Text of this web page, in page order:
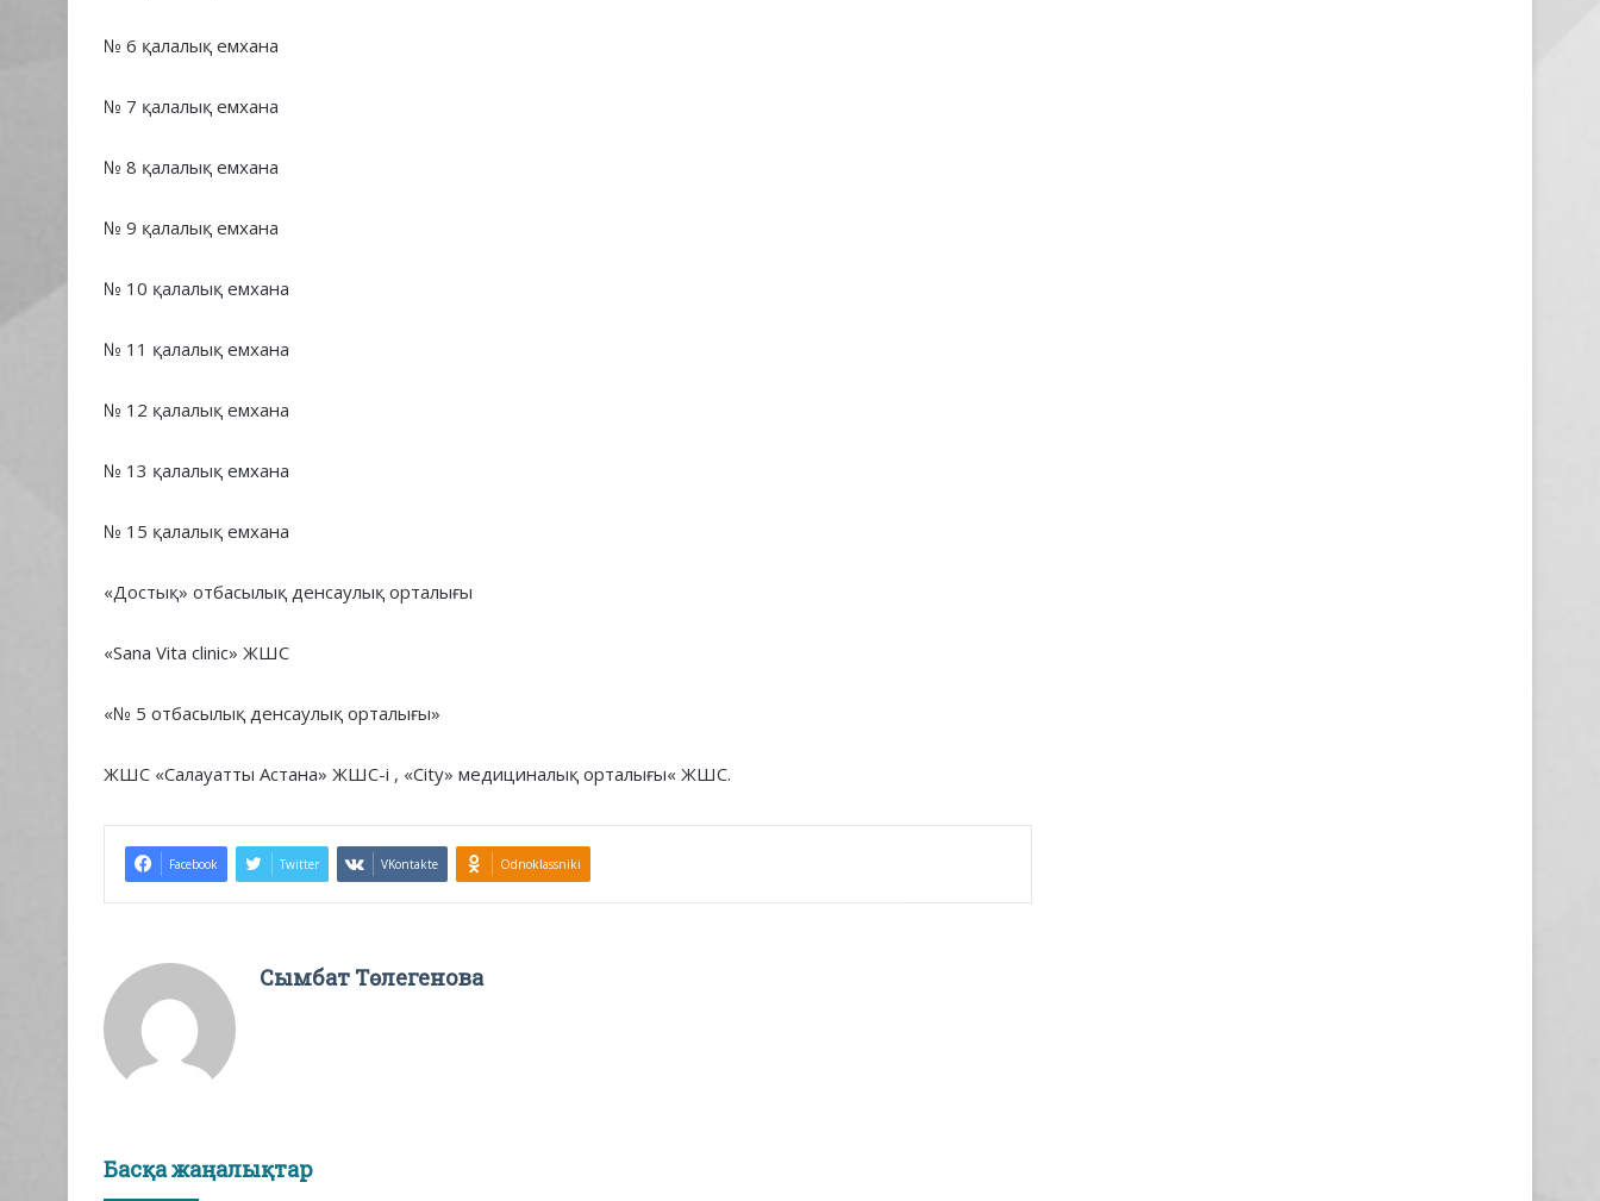
№ 6 қалалық емхана
№ 7 қалалық емхана
№ 8 қалалық емхана
№ 9 қалалық емхана
№ 10 қалалық емхана
№ 11 қалалық емхана
№ 12 қалалық емхана
№ 13 қалалық емхана
№ 15 қалалық емхана
«Достық» отбасылық денсаулық орталығы
«Sana Vita clinic» ЖШС
«№ 5 отбасылық денсаулық орталығы»
ЖШС «Салауатты Астана» ЖШС-і , «City» медициналық орталығы« ЖШС.
Facebook Twitter VKontakte Odnoklassniki
Сымбат Төлегенова
Басқа жаңалықтар